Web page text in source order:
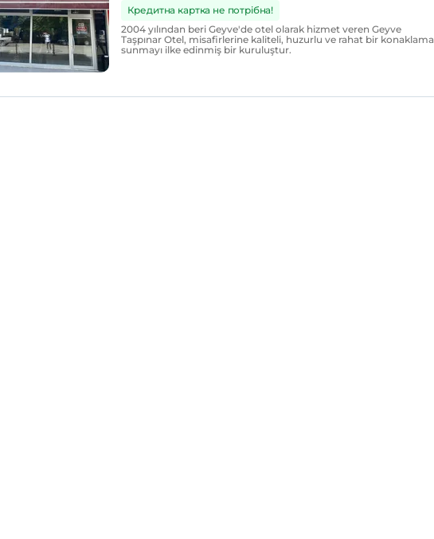
Кредитна картка не потрібна!
2004 yılından beri Geyve'de otel olarak hizmet veren Geyve
Taşpınar Otel, misafirlerine kaliteli, huzurlu ve rahat bir konaklama
sunmayı ilke edinmiş bir kuruluştur.